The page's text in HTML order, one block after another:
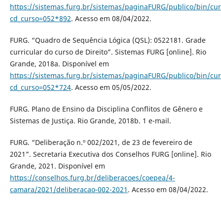
https://sistemas.furg.br/sistemas/paginaFURG/publico/bin/
cd_curso=052*892. Acesso em 08/04/2022.
FURG. “Quadro de Sequência Lógica (QSL): 0522181. Grade
curricular do curso de Direito”. Sistemas FURG [online]. Rio
Grande, 2018a. Disponível em
https://sistemas.furg.br/sistemas/paginaFURG/publico/bin/
cd_curso=052*724. Acesso em 05/05/2022.
FURG. Plano de Ensino da Disciplina Conflitos de Gênero e
Sistemas de Justiça. Rio Grande, 2018b. 1 e-mail.
FURG. “Deliberação n.º 002/2021, de 23 de fevereiro de
2021”. Secretaria Executiva dos Conselhos FURG [online]. Rio
Grande, 2021. Disponível em
https://conselhos.furg.br/deliberacoes/coepea/4-
camara/2021/deliberacao-002-2021 . Acesso em 08/04/2022.